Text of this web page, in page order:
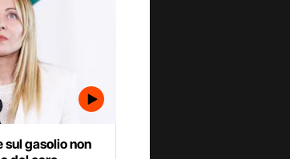
sul gasolio non